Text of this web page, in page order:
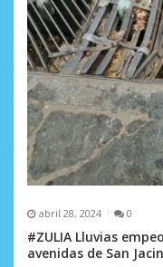
a
d
a
s
abril 28, 2024 0
#ZULIA Lluvias
avenidas de San